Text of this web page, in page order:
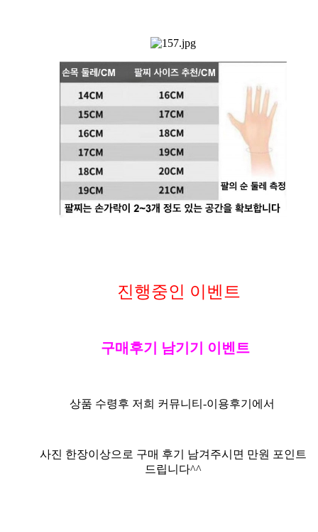
진행중인 이벤트
구매후기 남기기 이벤트
상품 수령후 저희 커뮤니티-이용후기 에서
사진 한장이상으로 구매 후기 남겨주시면 만원 포인트
드립니다^^